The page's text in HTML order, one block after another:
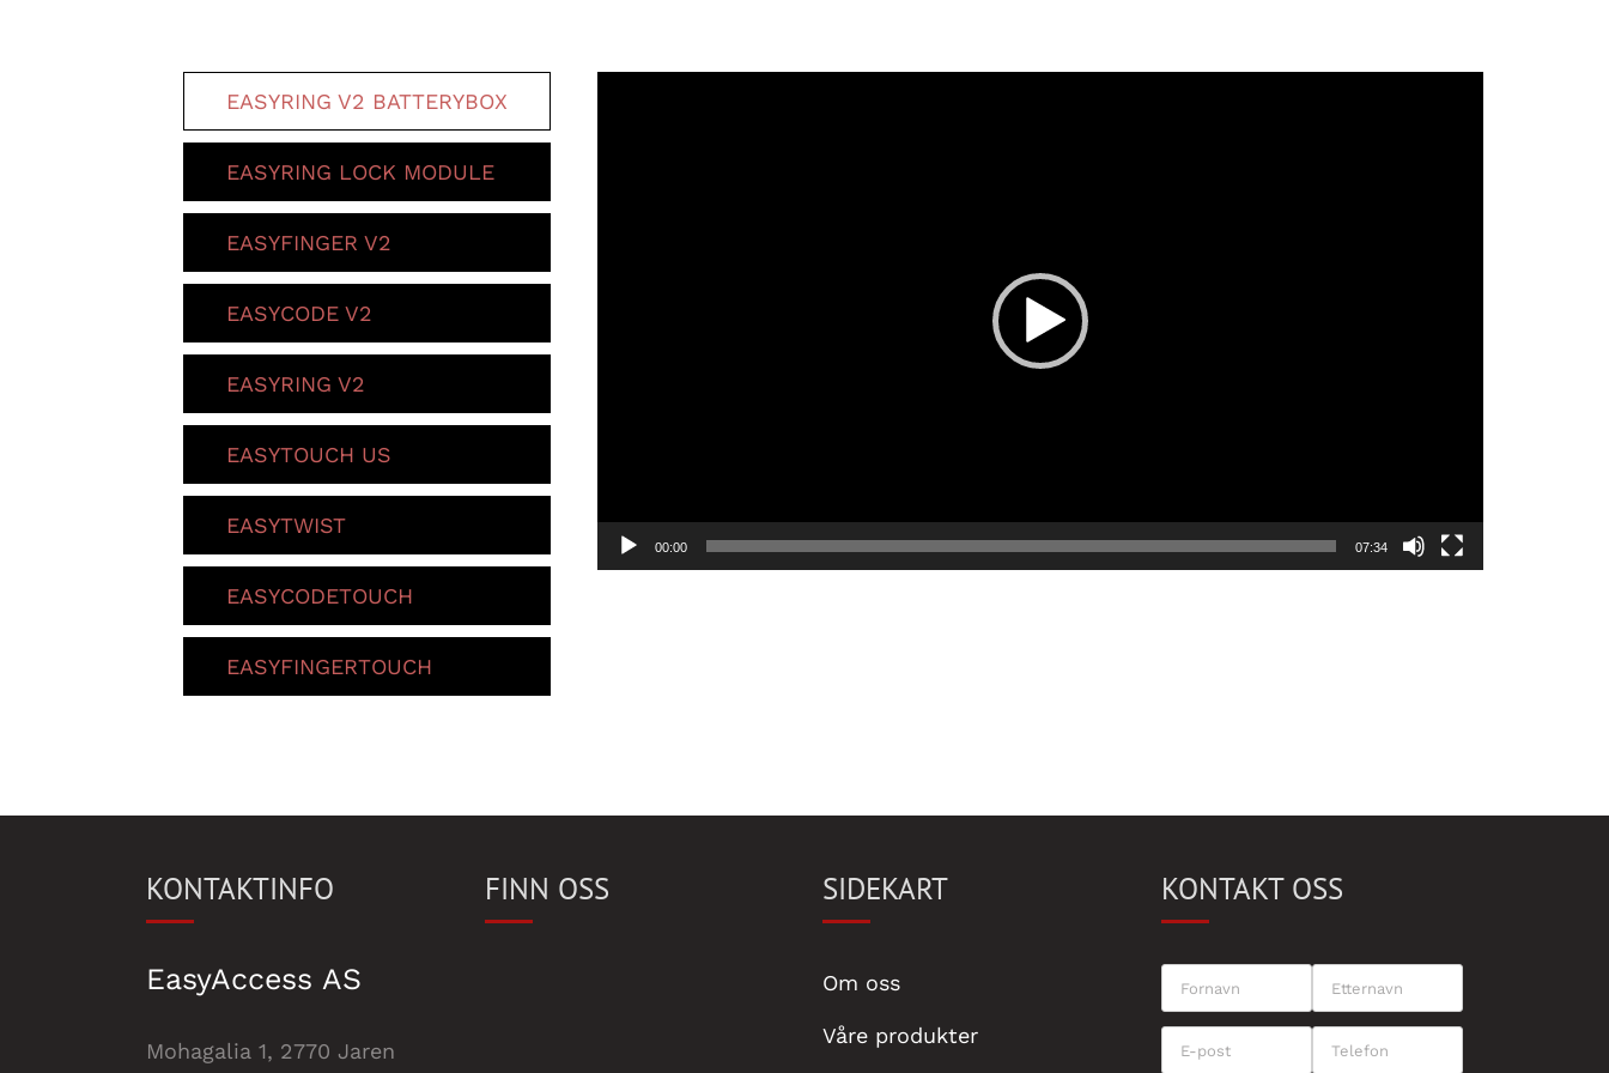
EASYRING V2 BATTERYBOX
EASYRING LOCK MODULE
EASYFINGER V2
EASYCODE V2
EASYRING V2
EASYTOUCH US
EASYTWIST
EASYCODETOUCH
EASYFINGERTOUCH
00:00 07:34
KONTAKTINFO
EasyAccess AS
Mohagalia 1, 2770 Jaren
FINN OSS SIDEKART
Om oss
Våre produkter
KONTAKT OSS